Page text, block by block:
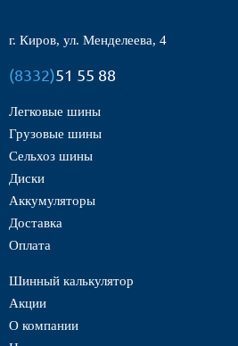
г. Киров, ул. Менделеева, 4
(8332)51 55 88
Легковые шины
Грузовые шины
Сельхоз шины
Диски
Аккумуляторы
Доставка
Оплата
Шинный калькулятор
Акции
О компании